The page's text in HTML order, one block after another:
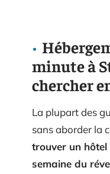
minute à
chercher
La plupart des
sans aborder la
trouver un hôtel
semaine du